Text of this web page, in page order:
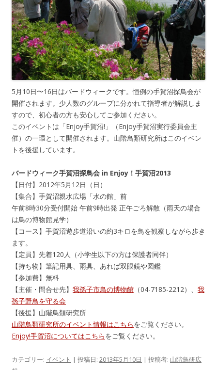
5月10日〜16日はバードウィークです。恒例の手賀沼探鳥会が
開催されます。少人数のグループに分かれて指導者が解説しま
すので、初心者の方も安心してご参加ください。
このイベントは「Enjoy手賀沼!」（Enjoy手賀沼実行委員会主
催）の一環として開催されます。山階鳥類研究所はこのイベン
トを後援しています。
バードウィーク手賀沼探鳥会 in Enjoy！手賀沼2013
【日付】2012年5月12日（日）
【集合】手賀沼親水広場「水の館」前
午前8時30分受付開始 午前9時出発 正午ごろ解散（雨天の場合
は鳥の博物館見学）
【コース】手賀沼遊歩道沿いの約3キロを鳥を観察しながら歩き
ます。
【定員】先着120人（小学生以下の方は保護者同伴）
【持ち物】筆記用具、雨具、あれば双眼鏡や図鑑
【参加費】無料
【主催・問合せ先】 我孫子市鳥の博物館 （04-7185-2212）、 我
孫子野鳥を守る会
【後援】山階鳥類研究所
山階鳥類研究所のイベント情報はこちらをご覧ください。
Enjoy!手賀沼についてはこちらをご覧ください。
カテゴリー: イベント | 投稿日: 2013年5月10日 | 投稿者: 山階鳥研広